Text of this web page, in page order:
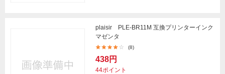
plaisir PLE-BR11M 互換プリンターインク
マゼンタ
(8)
438円
44ポイント